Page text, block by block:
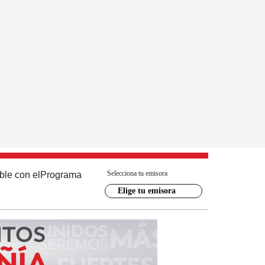
con el Programa Selecciona tu emisora
Elige tu emisora